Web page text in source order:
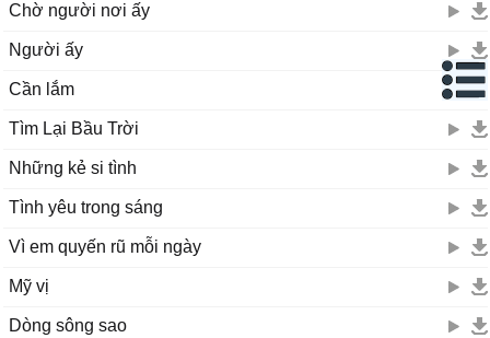
Chờ người nơi ấy
Người ấy
Cần lắm
Tìm Lại Bầu Trời
Những kẻ si tình
Tình yêu trong sáng
Vì em quyến rũ mỗi ngày
Mỹ vị
Dòng sông sao